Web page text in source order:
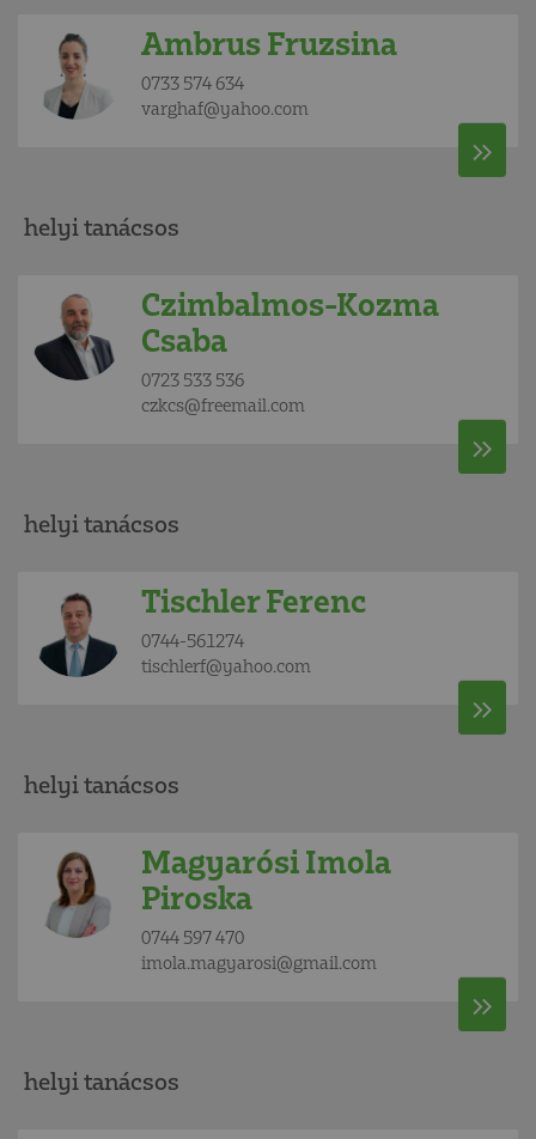
Ambrus Fruzsina
0733 574 634
varghaf@yahoo.com
helyi tanácsos
Czimbalmos-Kozma
Csaba
0723 533 536
czkcs@freemail.com
helyi tanácsos
Tischler Ferenc
0744-561274
tischlerf@yahoo.com
helyi tanácsos
Magyarósi Imola
Piroska
0744 597 470
imola.magyarosi@gmail.com
helyi tanácsos